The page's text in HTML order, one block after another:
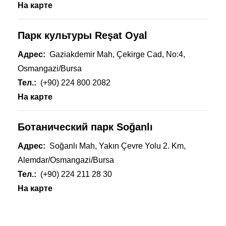
На карте
Парк культуры Reşat Oyal
Адрес: Gaziakdemir Mah, Çekirge Cad, No:4,
Osmangazi/Bursa
Тел.: (+90) 224 800 2082
На карте
Ботанический парк Soğanlı
Адрес: Soğanlı Mah, Yakın Çevre Yolu 2. Km,
Alemdar/Osmangazi/Bursa
Тел.: (+90) 224 211 28 30
На карте